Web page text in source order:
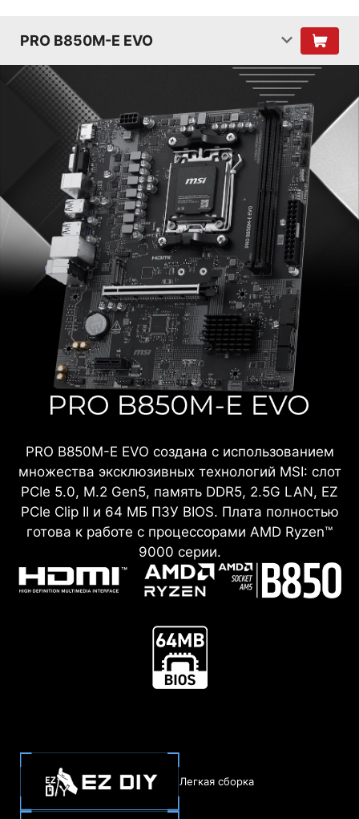
PRO B850M-E EVO
PRO B850M-E EVO создана с использованием
множества эксклюзивных технологий MSI: слот
PCIe 5.0, M.2 Gen5, память DDR5, 2.5G LAN, EZ
PCIe Clip II и 64 МБ ПЗУ BIOS. Плата полностью
готова к работе с процессорами AMD Ryzen™
9000 серии.
Легкая сборка